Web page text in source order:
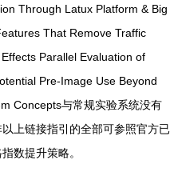
Through Latux Platform & Big
That Remove Traffic
Parallel Evaluation of
Pre-Image Use Beyond
Concepts与常规实验系统没有
上链接指引的全部可参照官方已
数提升策略。